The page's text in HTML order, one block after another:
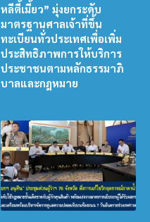
หลีตี้เมี้ยว” มุ่งยกระดับ
มาตรฐานศาลเจ้าที่ขึ้น
ทะเบียนทั่วประเทศเพื่อเพิ่ม
ประสิทธิภาพการให้บริการ
ประชาชนตามหลักธรรมาภิ
บาลและกฎหมาย